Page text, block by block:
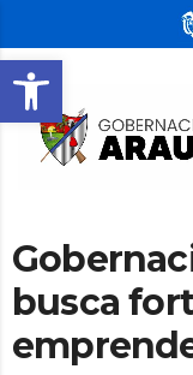
Abrir barra de
busca